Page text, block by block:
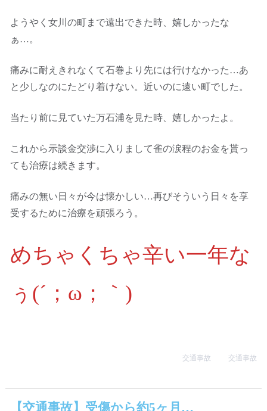
ようやく女川の町まで遠出できた時、嬉しかったな
ぁ…。
痛みに耐えきれなくて石巻より先には行けなかった…あ
と少しなのにたどり着けない。近いのに遠い町でした。
当たり前に見ていた万石浦を見た時、嬉しかったよ。
これから示談金交渉に入りまして雀の涙程のお金を貰っ
ても治療は続きます。
痛みの無い日々が今は懐かしい…再びそういう日々を享
受するために治療を頑張ろう。
めちゃくちゃ辛い一年な
ぅ(´；ω；｀)
交通事故 交通事故
【交通事故】受傷から約5ヶ月…